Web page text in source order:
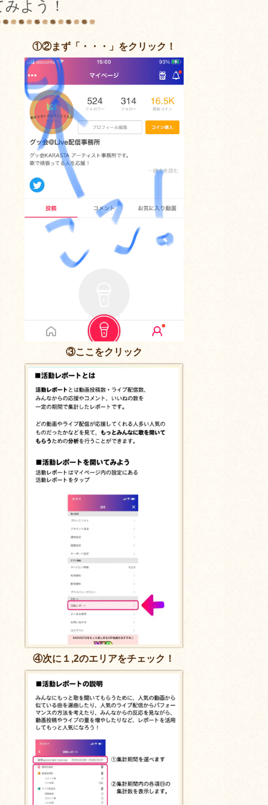
よう！
①②まず「・・・」をクリック！
③ここをクリック
④次に１,2のエリアをチェック！